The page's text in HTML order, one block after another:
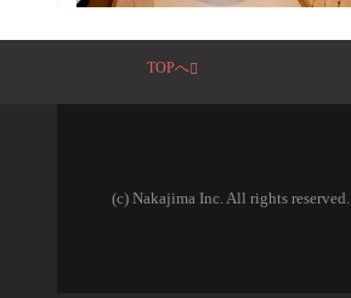
TOPへ
(c) Nakajima Inc. All rights reserved.